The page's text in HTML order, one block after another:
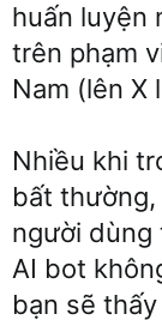
huấn luyện
trên phạm
Nam (lên X
Nhiều khi
bất
người dùng
AI bot
bạn sẽ